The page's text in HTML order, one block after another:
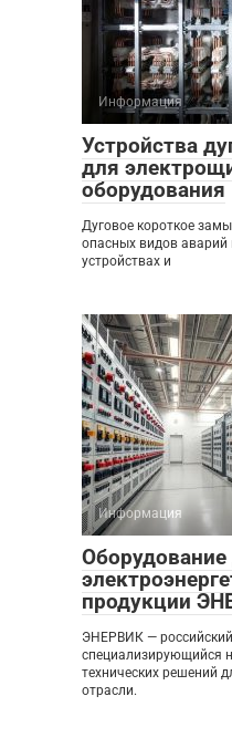
Информация
Устройства
для
оборудования
Дуговое короткое
опасных видов аварий
устройствах и
Информация
Оборудование
продукции
ЭНЕРВИК — российский
специализирующийся
технических решений
отрасли.